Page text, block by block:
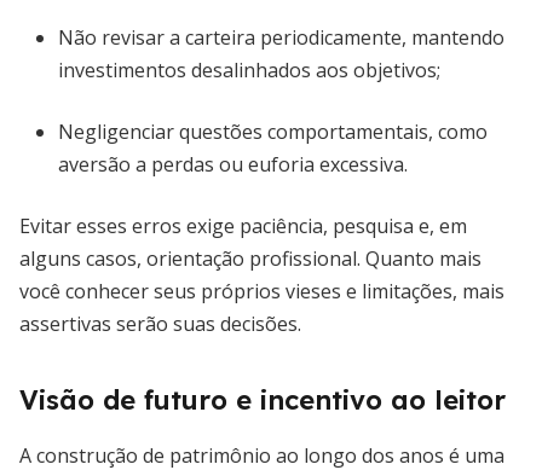
Não revisar a carteira periodicamente, mantendo
investimentos desalinhados aos objetivos;
Negligenciar questões comportamentais, como
aversão a perdas ou euforia excessiva.
Evitar esses erros exige paciência, pesquisa e, em
alguns casos, orientação profissional. Quanto mais
você conhecer seus próprios vieses e limitações, mais
assertivas serão suas decisões.
Visão de futuro e incentivo ao leitor
A construção de patrimônio ao longo dos anos é uma